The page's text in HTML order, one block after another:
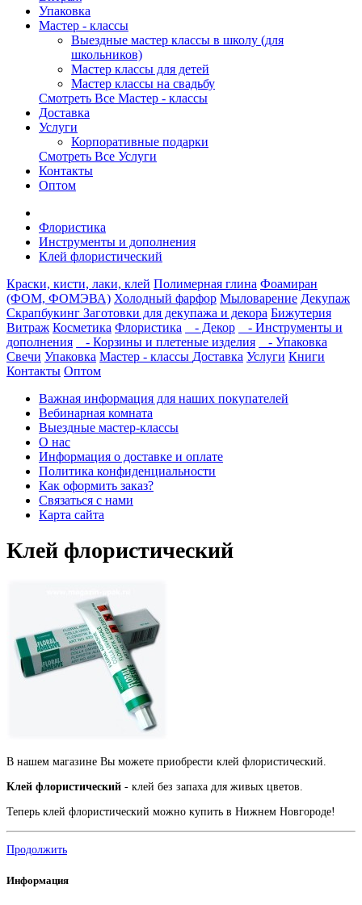
Упаковка
Мастер - классы
Выездные мастер классы в школу (для
школьников)
Мастер классы для детей
Мастер классы на свадьбу
Смотреть Все Мастер - классы
Доставка
Услуги
Корпоративные подарки
Смотреть Все Услуги
Контакты
Оптом
Флористика
Инструменты и дополнения
Клей флористический
Краски, кисти, лаки, клей Полимерная глина Фоамиран
(ФОМ, ФОМЭВА) Холодный фарфор Мыловарение Декупаж
Скрапбукинг Заготовки для декупажа и декора Бижутерия
Витраж Косметика Флористика - Декор
- Инструменты и
дополнения
- Корзины и плетеные изделия
- Упаковка
Свечи Упаковка Мастер - классы Доставка Услуги Книги
Контакты Оптом
Важная информация для наших покупателей
Вебинарная комната
Выездные мастер-классы
О нас
Информация о доставке и оплате
Политика конфиденциальности
Как оформить заказ?
Связаться с нами
Карта сайта
Клей флористический
В нашем магазине Вы можете приобрести клей флористический.
Клей флористический - клей без запаха для живых цветов.
Теперь клей флористический можно купить в Нижнем Новгороде!
Продолжить
Информация